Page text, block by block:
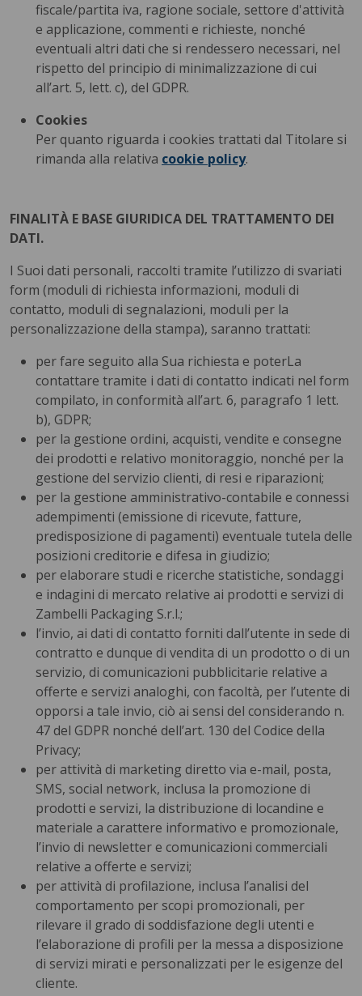
fiscale/partita iva, ragione sociale, settore d'attività
e applicazione, commenti e richieste, nonché
eventuali altri dati che si rendessero necessari, nel
rispetto del principio di minimalizzazione di cui
all’art. 5, lett. c), del GDPR.
Cookies
Per quanto riguarda i cookies trattati dal Titolare si
rimanda alla relativa cookie policy.
FINALITÀ E BASE GIURIDICA DEL TRATTAMENTO DEI
DATI.
I Suoi dati personali, raccolti tramite l’utilizzo di svariati
form (moduli di richiesta informazioni, moduli di
contatto, moduli di segnalazioni, moduli per la
personalizzazione della stampa), saranno trattati:
per fare seguito alla Sua richiesta e poterLa
contattare tramite i dati di contatto indicati nel form
compilato, in conformità all’art. 6, paragrafo 1 lett.
b), GDPR;
per la gestione ordini, acquisti, vendite e consegne
dei prodotti e relativo monitoraggio, nonché per la
gestione del servizio clienti, di resi e riparazioni;
per la gestione amministrativo-contabile e connessi
adempimenti (emissione di ricevute, fatture,
predisposizione di pagamenti) eventuale tutela delle
posizioni creditorie e difesa in giudizio;
per elaborare studi e ricerche statistiche, sondaggi
e indagini di mercato relative ai prodotti e servizi di
Zambelli Packaging S.r.l.;
l’invio, ai dati di contatto forniti dall’utente in sede di
contratto e dunque di vendita di un prodotto o di un
servizio, di comunicazioni pubblicitarie relative a
offerte e servizi analoghi, con facoltà, per l’utente di
opporsi a tale invio, ciò ai sensi del considerando n.
47 del GDPR nonché dell’art. 130 del Codice della
Privacy;
per attività di marketing diretto via e-mail, posta,
SMS, social network, inclusa la promozione di
prodotti e servizi, la distribuzione di locandine e
materiale a carattere informativo e promozionale,
l’invio di newsletter e comunicazioni commerciali
relative a offerte e servizi;
per attività di profilazione, inclusa l’analisi del
comportamento per scopi promozionali, per
rilevare il grado di soddisfazione degli utenti e
l’elaborazione di profili per la messa a disposizione
di servizi mirati e personalizzati per le esigenze del
cliente.